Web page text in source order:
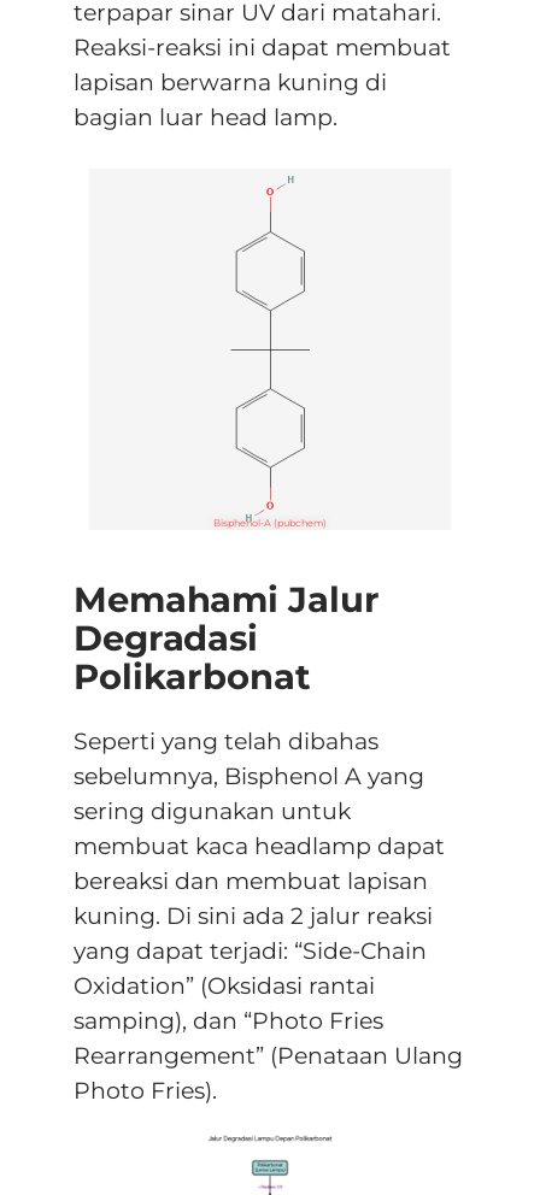
terpapar sinar UV dari matahari.
Reaksi-reaksi ini dapat membuat
lapisan berwarna kuning di
bagian luar head lamp.
Bisphenol-A (pubchem)
Memahami Jalur
Degradasi
Polikarbonat
Seperti yang telah dibahas
sebelumnya, Bisphenol A yang
sering digunakan untuk
membuat kaca headlamp dapat
bereaksi dan membuat lapisan
kuning. Di sini ada 2 jalur reaksi
yang dapat terjadi: “Side-Chain
Oxidation” (Oksidasi rantai
samping), dan “Photo Fries
Rearrangement” (Penataan Ulang
Photo Fries).